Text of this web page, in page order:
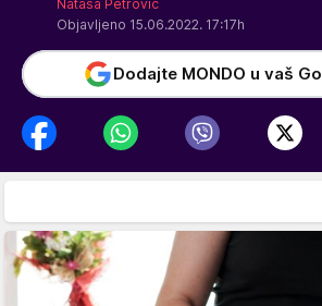
Nataša Petrović
Objavljeno 15.06.2022. 17:17h
Dodajte MONDO u vaš